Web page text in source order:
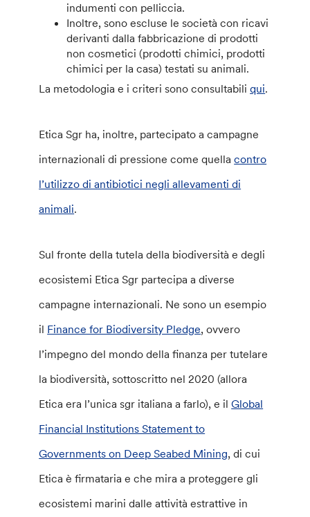
indumenti con pelliccia.
Inoltre, sono escluse le società con ricavi
derivanti dalla fabbricazione di prodotti
non cosmetici (prodotti chimici, prodotti
chimici per la casa) testati su animali.
La metodologia e i criteri sono consultabiliqui.
Etica Sgr ha, inoltre, partecipato a campagne
internazionali di pressione come quellacontro
l’utilizzo di antibiotici negli allevamenti di
animali.
Sul fronte della tutela della biodiversità e degli
ecosistemi Etica Sgr partecipa a diverse
campagne internazionali. Ne sono un esempio
il Finance for Biodiversity Pledge, ovvero
l’impegno del mondo della finanza per tutelare
la biodiversità, sottoscritto nel 2020 (allora
Etica era l’unica sgr italiana a farlo), e ilGlobal
Financial Institutions Statement to
Governments on Deep Seabed Mining, di cui
Etica è firmataria e che mira a proteggere gli
ecosistemi marini dalle attività estrattive in